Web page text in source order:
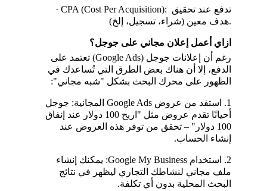
· CPA (Cost Per Acquisition): تدفع عند تحقيق
هدف معين (شراء، تسجيل، إلخ).
ازاي أعمل إعلان مجاني على جوجل؟
رغم أن إعلانات جوجل (Google Ads) تعتمد على
الدفع، إلا أن هناك بعض الطرق التي تُساعدك في
الظهور على محرك البحث بشكل "شبه مجاني":
1. استفد من عروض Google Ads المجانية: جوجل
أحيانًا تقدم عروض مثل "اربح 100 دولار عند إنفاق
100 دولار" – تحقق من توفر هذه العروض عند
إنشاء الحساب.
2. استخدام Google My Business: يمكنك إنشاء
ملف مجاني لنشاطك التجاري ليظهر في نتائج
البحث المحلية بدون أي تكلفة.